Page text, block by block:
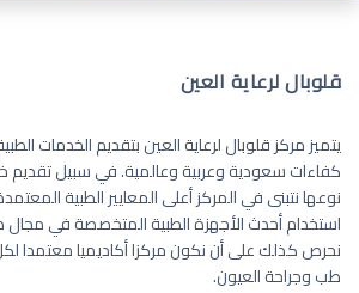
قلوبال لرعاية العين
يتميز مركز قلوبال لرعاية العين بتقديم الخدمات
كفاءات سعودية وعربية وعالمية. في سبيل
نوعها نتبنى في المركز أعلى المعايير الطبية
استخدام أحدث الأجهزة الطبية المتخصصة في
نحرص كذلك على أن نكون مركزا أكاديميا معتمدا
طب وجراحة العيون.